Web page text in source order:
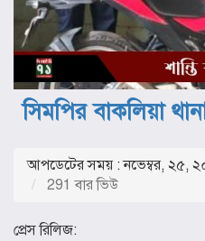
সিমপির বাকলিয়া
আপডেটের সময় : নভেম্বর, ২৫,
291 বার ভিউ
প্রেস রিলিজ: